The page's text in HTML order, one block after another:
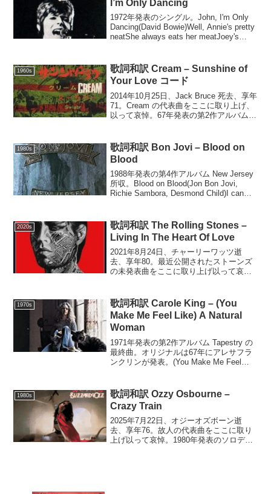
I’m Only Dancing
1972年発表のシングル。John, I'm Only
Dancing(David Bowie)Well, Annie's pretty
neatShe always eats her meatJoey's
1960s
歌詞和訳 Cream – Sunshine of
Your Love コード
2014年10月25日、Jack Bruce 死去、享年
71。Cream の代表曲をここに取り上げ、
以って哀悼。67年発表の第2作アルバム
1980s
歌詞和訳 Bon Jovi – Blood on
Blood
1988年発表の第4作アルバム New Jersey
所収。Blood on Blood(Jon Bon Jovi,
Richie Sambora, Desmond Child)I can
2020s
歌詞和訳 The Rolling Stones –
Living In The Heart Of Love
2021年8月24日、チャーリーワッツ逝
去、享年80。最近公開されたストーンズ
の未発表曲をここに取り上げ以って哀
1970s
歌詞和訳 Carole King – (You
Make Me Feel Like) A Natural
Woman
1971年発表の第2作アルバム Tapestry の
最終曲。オリジナルは67年にアレサフラ
ンクリンが発表。(You Make Me Feel
1980s
歌詞和訳 Ozzy Osbourne –
Crazy Train
2025年7月22日、オジーオズボーン逝
去、享年76。故人の代表曲をここに取り
上げ以って哀悼。1980年発表のソロデビ